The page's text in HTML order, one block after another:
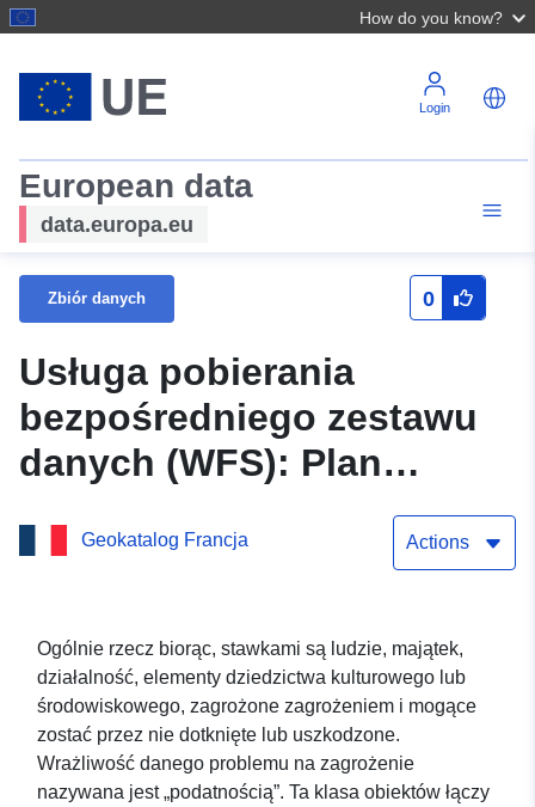
How do you know?
Login
European data
data.europa.eu
Zbiór danych 0
Usługa pobierania
bezpośredniego zestawu
danych (WFS): Plan
zapobiegania naturalnemu
zagrożeniu ruchomości
Wydanie – Departament
Tarn-et-Garonne
Geokatalog Francja Actions
Ogólnie rzecz biorąc, stawkami są ludzie, majątek,
działalność, elementy dziedzictwa kulturowego lub
środowiskowego, zagrożone zagrożeniem i mogące
zostać przez nie dotknięte lub uszkodzone.
Wrażliwość danego problemu na zagrożenie
nazywana jest „podatnością”. Ta klasa obiektów łączy